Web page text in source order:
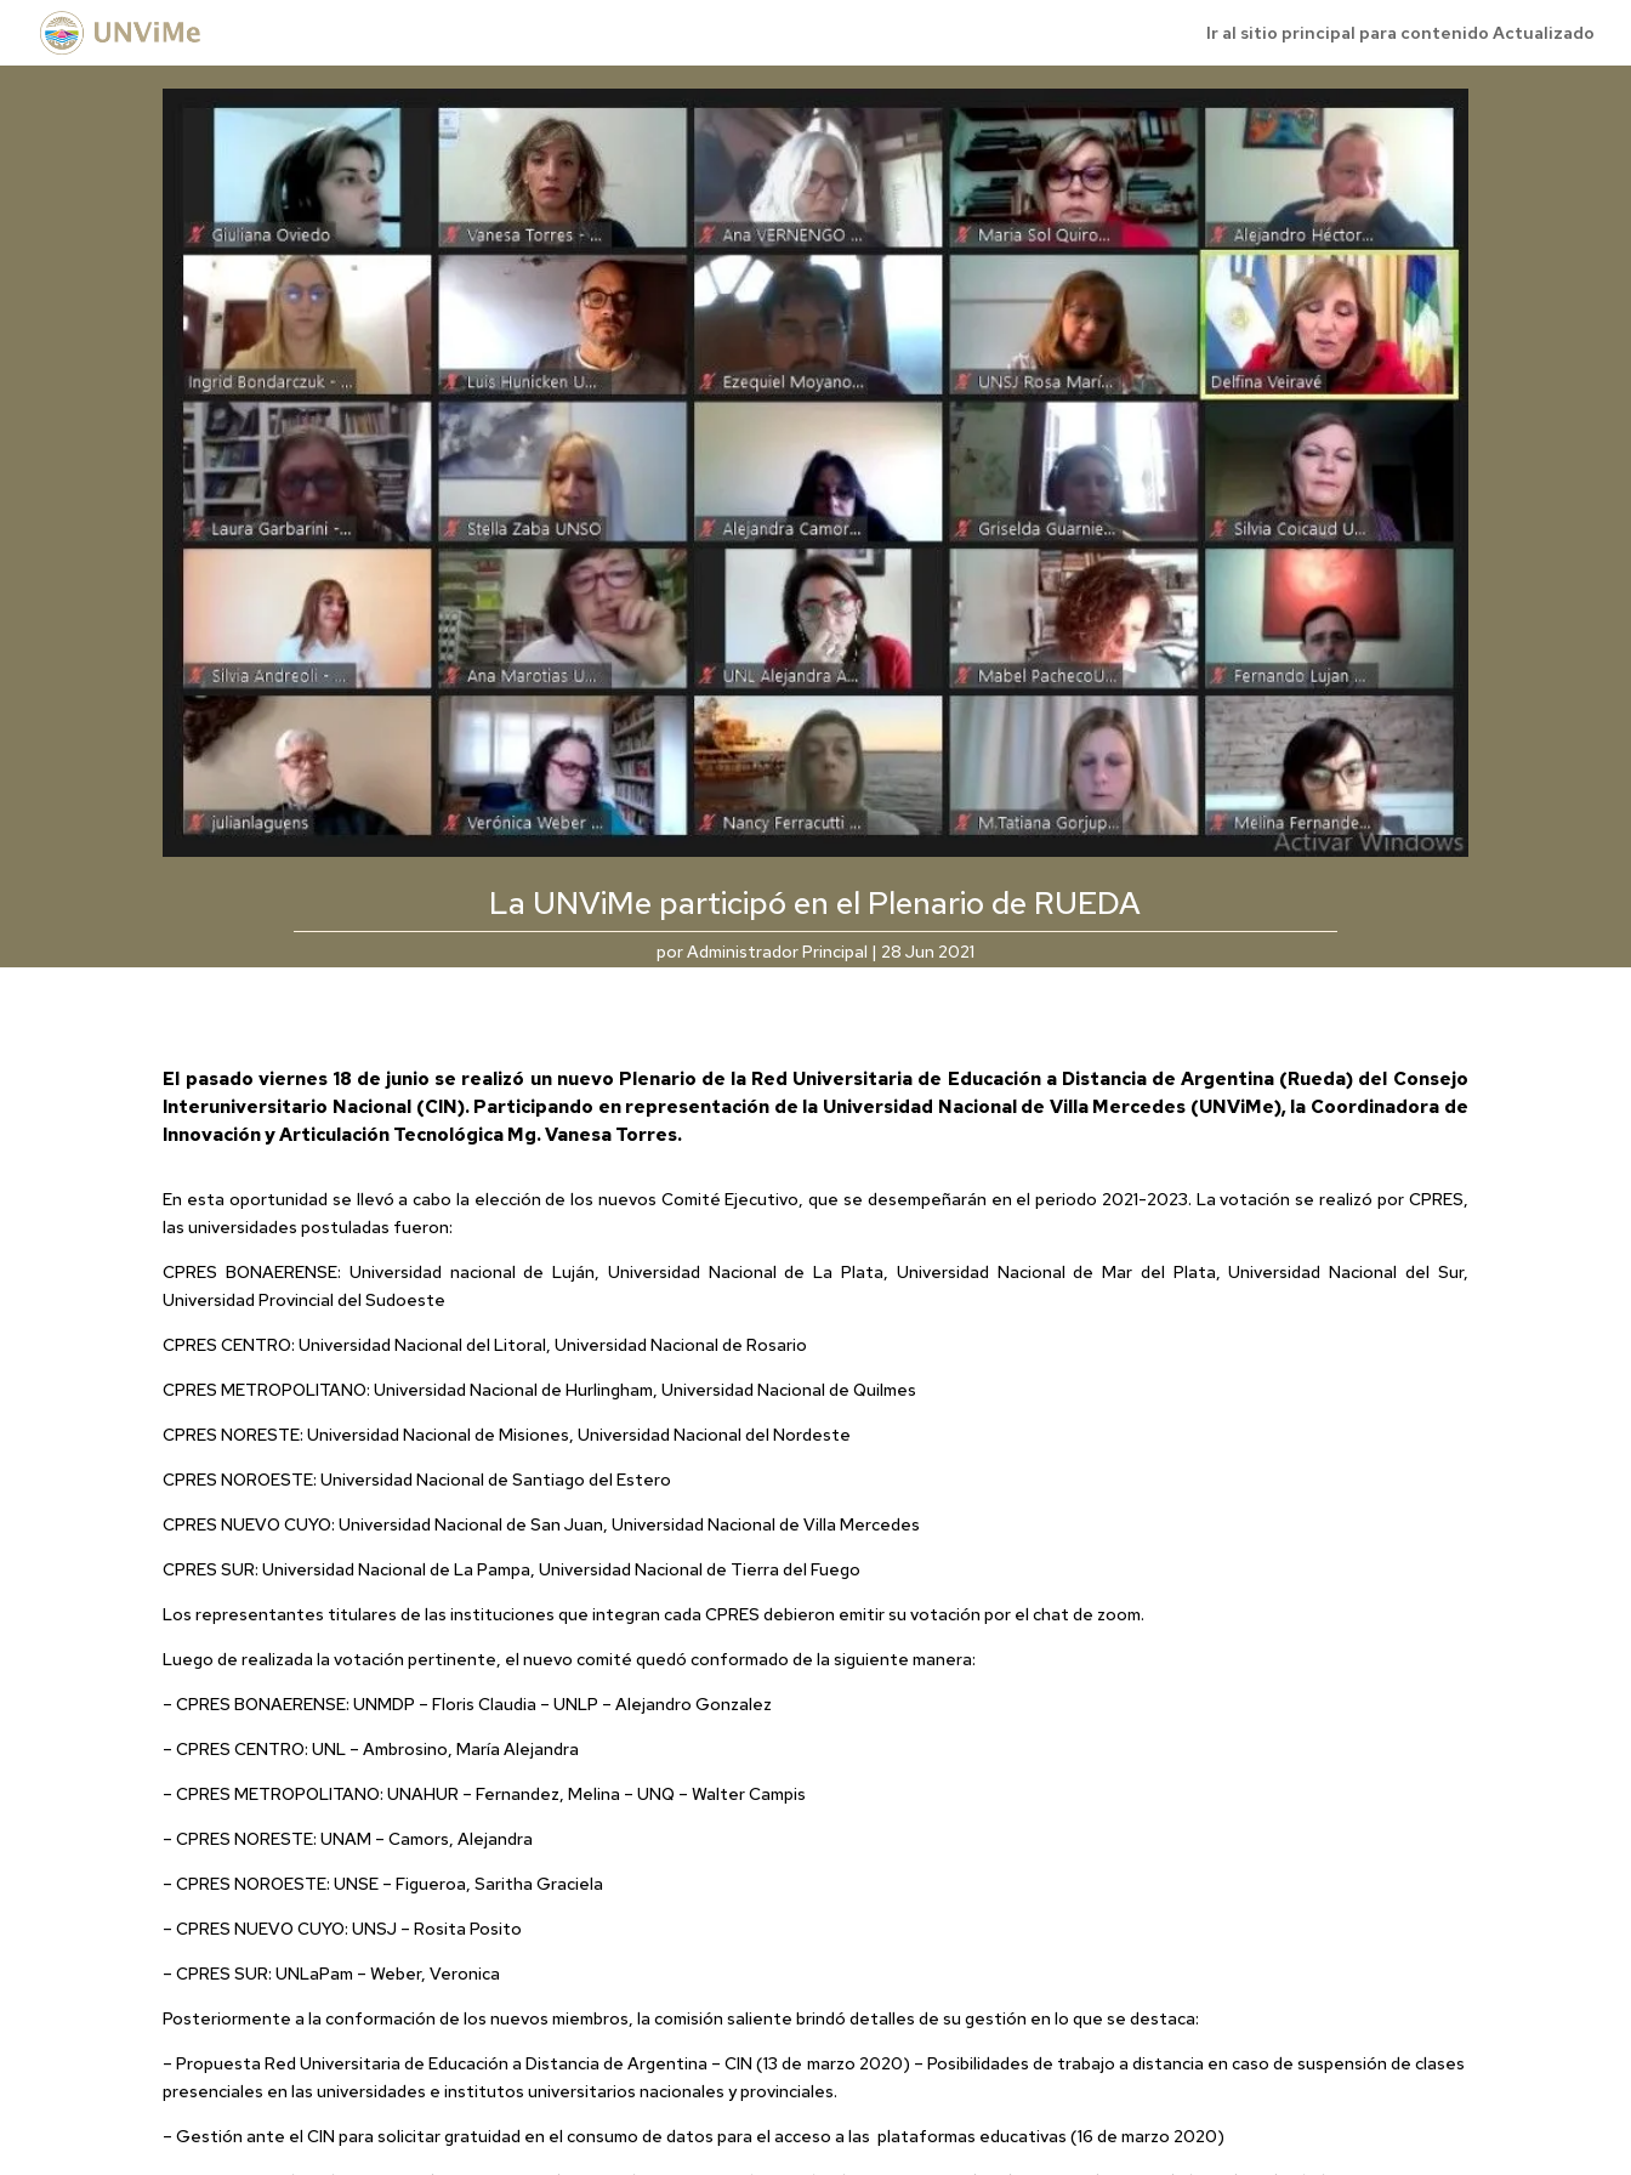
Ir al sitio principal para contenido Actualizado
La UNViMe participó en el Plenario de RUEDA
porAdministrador Principal | 28 Jun 2021
El pasado viernes 18 de junio se realizó un nuevo Plenario de la Red Universitaria de Educación a Distancia de Argentina (Rueda) del Consejo
Interuniversitario Nacional (CIN). Participando en representación de la Universidad Nacional de Villa Mercedes (UNViMe), la Coordinadora de
Innovación y Articulación Tecnológica Mg. Vanesa Torres.
En esta oportunidad se llevó a cabo la elección de los nuevos Comité Ejecutivo, que se desempeñarán en el periodo 2021-2023. La votación se realizó por CPRES,
las universidades postuladas fueron:
CPRES BONAERENSE: Universidad nacional de Luján, Universidad Nacional de La Plata, Universidad Nacional de Mar del Plata, Universidad Nacional del Sur,
Universidad Provincial del Sudoeste
CPRES CENTRO: Universidad Nacional del Litoral, Universidad Nacional de Rosario
CPRES METROPOLITANO: Universidad Nacional de Hurlingham, Universidad Nacional de Quilmes
CPRES NORESTE: Universidad Nacional de Misiones, Universidad Nacional del Nordeste
CPRES NOROESTE: Universidad Nacional de Santiago del Estero
CPRES NUEVO CUYO: Universidad Nacional de San Juan, Universidad Nacional de Villa Mercedes
CPRES SUR: Universidad Nacional de La Pampa, Universidad Nacional de Tierra del Fuego
Los representantes titulares de las instituciones que integran cada CPRES debieron emitir su votación por el chat de zoom.
Luego de realizada la votación pertinente, el nuevo comité quedó conformado de la siguiente manera:
– CPRES BONAERENSE: UNMDP – Floris Claudia – UNLP – Alejandro Gonzalez
– CPRES CENTRO: UNL – Ambrosino, María Alejandra
– CPRES METROPOLITANO: UNAHUR – Fernandez, Melina – UNQ – Walter Campis
– CPRES NORESTE: UNAM – Camors, Alejandra
– CPRES NOROESTE: UNSE – Figueroa, Saritha Graciela
– CPRES NUEVO CUYO: UNSJ – Rosita Posito
– CPRES SUR: UNLaPam – Weber, Veronica
Posteriormente a la conformación de los nuevos miembros, la comisión saliente brindó detalles de su gestión en lo que se destaca:
– Propuesta Red Universitaria de Educación a Distancia de Argentina – CIN (13 de marzo 2020) – Posibilidades de trabajo a distancia en caso de suspensión de clases
presenciales en las universidades e institutos universitarios nacionales y provinciales.
– Gestión ante el CIN para solicitar gratuidad en el consumo de datos para el acceso a las plataformas educativas (16 de marzo 2020)